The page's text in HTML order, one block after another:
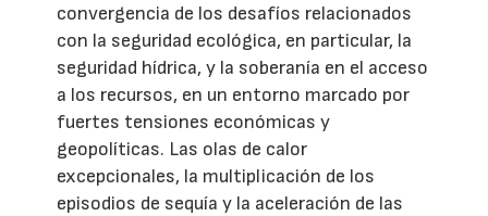
convergencia de los desafíos relacionados
con la seguridad ecológica, en particular, la
seguridad hídrica, y la soberanía en el acceso
a los recursos, en un entorno marcado por
fuertes tensiones económicas y
geopolíticas. Las olas de calor
excepcionales, la multiplicación de los
episodios de sequía y la aceleración de las